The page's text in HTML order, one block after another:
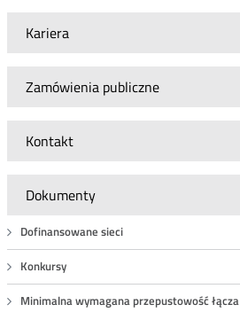
Kariera
Zamówienia publiczne
Kontakt
Dokumenty
Dofinansowane sieci
Konkursy
Minimalna wymagana przepustowość łącza